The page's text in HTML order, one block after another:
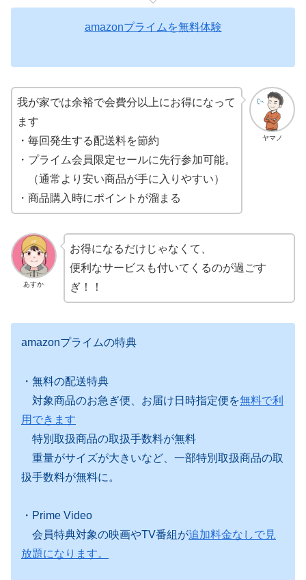
amazonプライムを無料体験
ヤマノ
我が家では余裕で会費分以上にお得になって
ます
・毎回発生する配送料を節約
・プライム会員限定セールに先行参加可能。
（通常より安い商品が手に入りやすい）
・商品購入時にポイントが溜まる
あすか
お得になるだけじゃなくて、
便利なサービスも付いてくるのが過ごす
ぎ！！
amazonプライムの特典
・無料の配送特典
対象商品のお急ぎ便、お届け日時指定便を無料で利
用できます
特別取扱商品の取扱手数料が無料
重量がサイズが大きいなど、一部特別取扱商品の取
扱手数料が無料に。
・Prime Video
会員特典対象の映画やTV番組が追加料金なしで見
放題になります。